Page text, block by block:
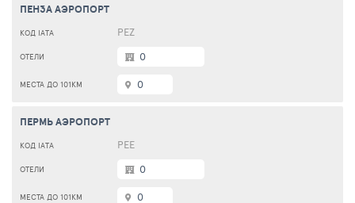
ПЕНЗА АЭРОПОРТ
PEZ
0
0
ПЕРМЬ АЭРОПОРТ
PEE
0
0